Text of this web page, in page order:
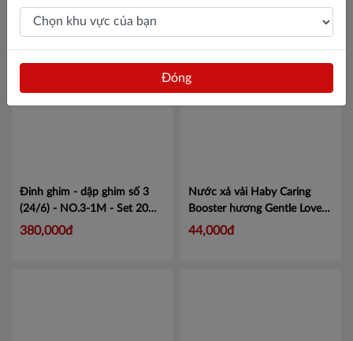
453002334
Liên hệ 15,000đ
Đinh ghim - dập ghim số 3
(24/6) - NO.3-1M - Set 20
hộp conMã MXNO31
380,000đ
Nước xả vải Haby Caring
Booster hương Gentle Love
500mlMã 18859423207843
44,000đ
Đóng